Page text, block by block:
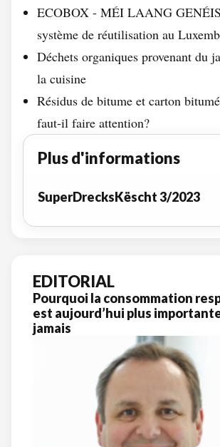
ECOBOX - MÉI LAANG
système de réutilisation au
Déchets organiques provenant du
la cuisine
Résidus de bitume et carton
faut-il faire attention?
Plus d'informations
SuperDrecksKëscht 3/2023
EDITORIAL
Pourquoi la consommation
est aujourd’hui plus
jamais